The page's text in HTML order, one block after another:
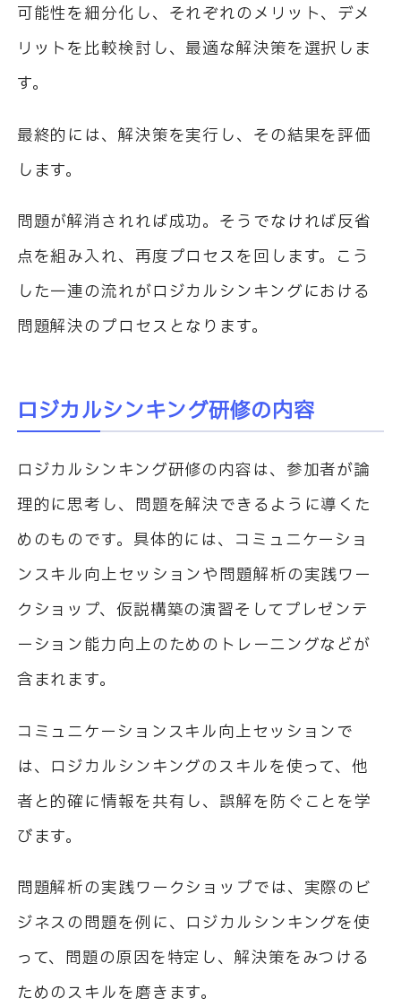
可能性を細分化し、それぞれのメリット、デメ
リットを比較検討し、最適な解決策を選択しま
す。
最終的には、解決策を実行し、その結果を評価
します。
問題が解消されれば成功。そうでなければ反省
点を組み入れ、再度プロセスを回します。こう
した一連の流れがロジカルシンキングにおける
問題解決のプロセスとなります。
ロジカルシンキング研修の内容
ロジカルシンキング研修の内容は、参加者が論
理的に思考し、問題を解決できるように導くた
めのものです。具体的には、コミュニケーショ
ンスキル向上セッションや問題解析の実践ワー
クショップ、仮説構築の演習そしてプレゼンテ
ーション能力向上のためのトレーニングなどが
含まれます。
コミュニケーションスキル向上セッションで
は、ロジカルシンキングのスキルを使って、他
者と的確に情報を共有し、誤解を防ぐことを学
びます。
問題解析の実践ワークショップでは、実際のビ
ジネスの問題を例に、ロジカルシンキングを使
って、問題の原因を特定し、解決策をみつける
ためのスキルを磨きます。